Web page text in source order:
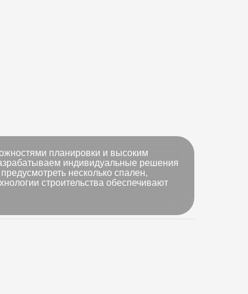
планировки и высоким
индивидуальные решения
несколько спален,
строительства обеспечивают